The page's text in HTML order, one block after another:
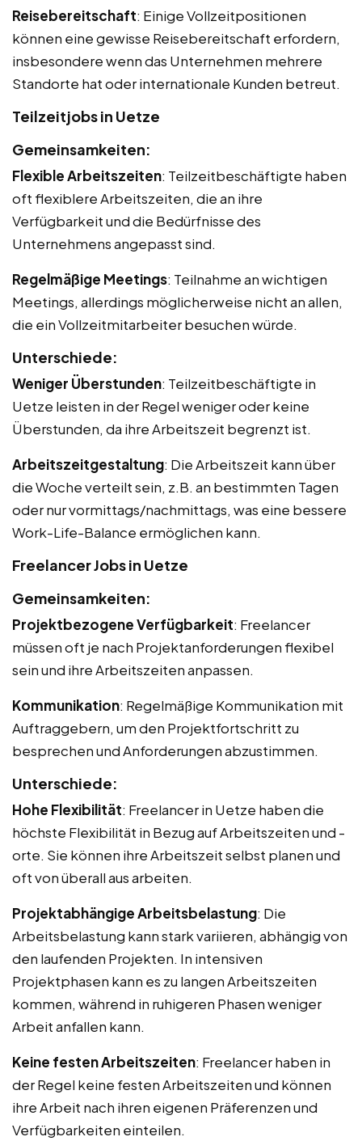
Reisebereitschaft: Einige Vollzeitpositionen
können eine gewisse Reisebereitschaft erfordern,
insbesondere wenn das Unternehmen mehrere
Standorte hat oder internationale Kunden betreut.
Teilzeitjobs in Uetze
Gemeinsamkeiten:
Flexible Arbeitszeiten: Teilzeitbeschäftigte haben
oft flexiblere Arbeitszeiten, die an ihre
Verfügbarkeit und die Bedürfnisse des
Unternehmens angepasst sind.
Regelmäßige Meetings: Teilnahme an wichtigen
Meetings, allerdings möglicherweise nicht an allen,
die ein Vollzeitmitarbeiter besuchen würde.
Unterschiede:
Weniger Überstunden: Teilzeitbeschäftigte in
Uetze leisten in der Regel weniger oder keine
Überstunden, da ihre Arbeitszeit begrenzt ist.
Arbeitszeitgestaltung: Die Arbeitszeit kann über
die Woche verteilt sein, z.B. an bestimmten Tagen
oder nur vormittags/nachmittags, was eine bessere
Work-Life-Balance ermöglichen kann.
Freelancer Jobs in Uetze
Gemeinsamkeiten:
Projektbezogene Verfügbarkeit: Freelancer
müssen oft je nach Projektanforderungen flexibel
sein und ihre Arbeitszeiten anpassen.
Kommunikation: Regelmäßige Kommunikation mit
Auftraggebern, um den Projektfortschritt zu
besprechen und Anforderungen abzustimmen.
Unterschiede:
Hohe Flexibilität: Freelancer in Uetze haben die
höchste Flexibilität in Bezug auf Arbeitszeiten und -
orte. Sie können ihre Arbeitszeit selbst planen und
oft von überall aus arbeiten.
Projektabhängige Arbeitsbelastung: Die
Arbeitsbelastung kann stark variieren, abhängig von
den laufenden Projekten. In intensiven
Projektphasen kann es zu langen Arbeitszeiten
kommen, während in ruhigeren Phasen weniger
Arbeit anfallen kann.
Keine festen Arbeitszeiten: Freelancer haben in
der Regel keine festen Arbeitszeiten und können
ihre Arbeit nach ihren eigenen Präferenzen und
Verfügbarkeiten einteilen.